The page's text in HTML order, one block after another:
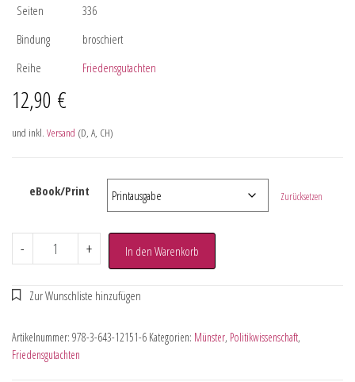
Seiten
336
Bindung
broschiert
Reihe
Friedensgutachten
12,90 €
und inkl. Versand (D, A, CH)
eBook/Print Zurücksetzen
- + In den Warenkorb
Artikelnummer: 978-3-643-12151-6 Kategorien: Münster, Politikwissenschaft,
Friedensgutachten